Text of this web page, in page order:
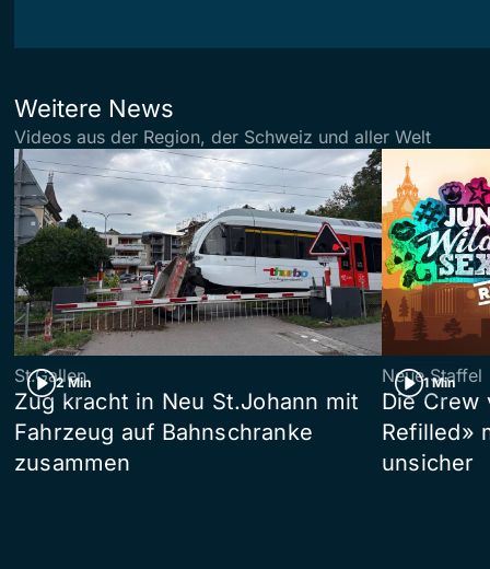
Weitere News
Videos aus der Region, der Schweiz und aller Welt
2 Min
St.Gallen
Zug kracht in Neu St.Johann mit
Fahrzeug auf Bahnschranke
zusammen
1 Min
Neue Staffel
Die Crew
Refilled»
unsicher